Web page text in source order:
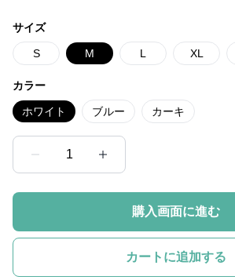
サイズ
S M L XL
カラー
ホワイト ブルー カーキ
1
購入画面に進む
カートに追加する